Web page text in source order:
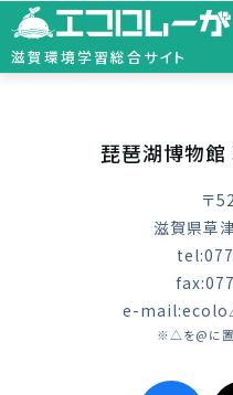
滋賀環境学習総合サイト
琵琶湖博物館
〒
滋賀県草
e-
※△を@に置